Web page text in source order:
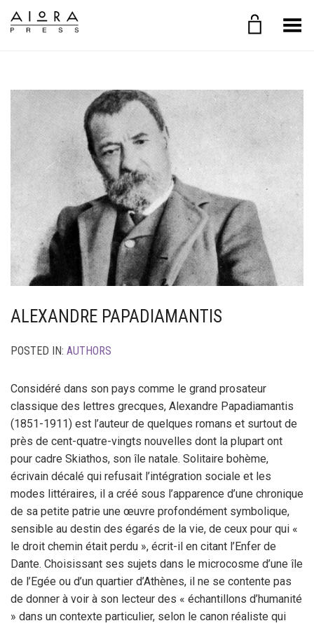
Toggle Menu
ALEXANDRE PAPADIAMANTIS
POSTED IN: AUTHORS
Considéré dans son pays comme le grand prosateur
classique des lettres grecques, Alexandre Papadiamantis
(1851-1911) est l’auteur de quelques romans et surtout de
près de cent-quatre-vingts nouvelles dont la plupart ont
pour cadre Skiathos, son île natale. Solitaire bohème,
écrivain décalé qui refusait l’intégration sociale et les
modes littéraires, il a créé sous l’apparence d’une chronique
de sa petite patrie une œuvre profondément symbolique,
sensible au destin des égarés de la vie, de ceux pour qui «
le droit chemin était perdu », écrit-il en citant l’Enfer de
Dante. Choisissant ses sujets dans le microcosme d’une île
de l’Egée ou d’un quartier d’Athènes, il ne se contente pas
de donner à voir à son lecteur des « échantillons d’humanité
» dans un contexte particulier, selon le canon réaliste qui